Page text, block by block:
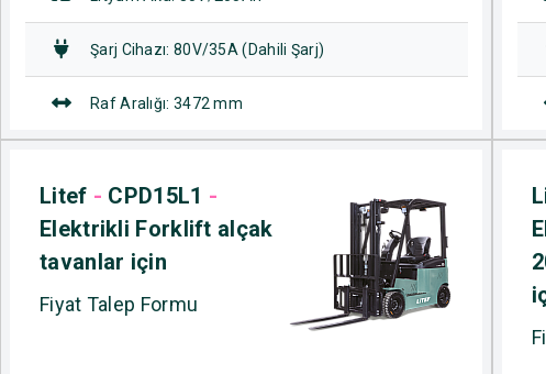
Şarj Cihazı: 80V/35A (Dahili Şarj)
Raf Aralığı: 3472 mm
Litef - CPD15L1 -
Elektrikli Forklift alçak
tavanlar için
Fiyat Talep Formu